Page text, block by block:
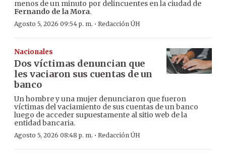
menos de un minuto por delincuentes en la ciudad de
Fernando de la Mora.
Agosto 5, 2026 09:54 p. m. · Redacción ÚH
Nacionales
Dos víctimas denuncian que
les vaciaron sus cuentas de un
banco
Un hombre y una mujer denunciaron que fueron
víctimas del vaciamiento de sus cuentas de un banco
luego de acceder supuestamente al sitio web de la
entidad bancaria.
Agosto 5, 2026 08:48 p. m. · Redacción ÚH